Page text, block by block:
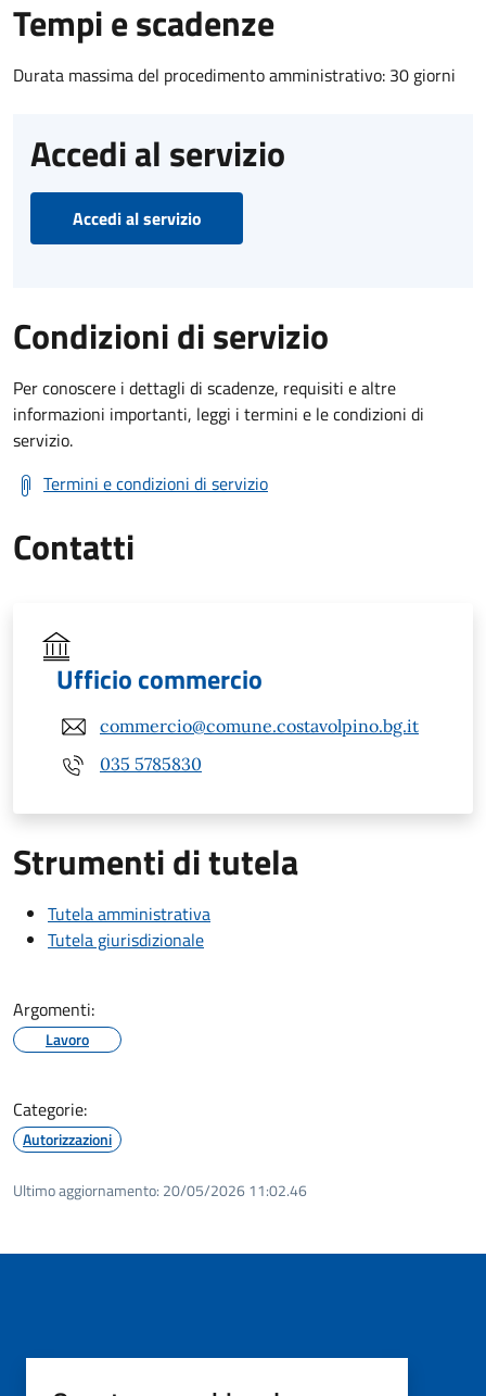
Tempi e scadenze
Durata massima del procedimento amministrativo: 30 giorni
Accedi al servizio
Accedi al servizio
Condizioni di servizio
Per conoscere i dettagli di scadenze, requisiti e altre
informazioni importanti, leggi i termini e le condizioni di
servizio.
Termini e condizioni di servizio
Contatti
Ufficio commercio
commercio@comune.costavolpino.bg.it
035 5785830
Strumenti di tutela
Tutela amministrativa
Tutela giurisdizionale
Argomenti:
Lavoro
Categorie:
Autorizzazioni
Ultimo aggiornamento: 20/05/2026 11:02.46